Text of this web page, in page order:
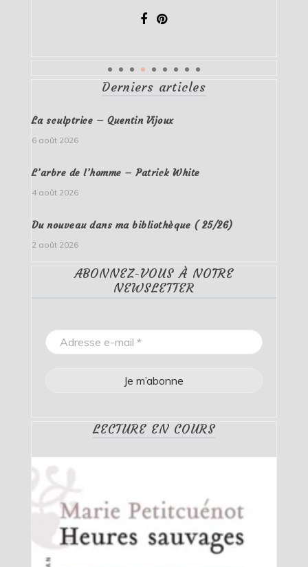
Derniers articles
La sculptrice – Quentin Vijoux
6 août 2026
L’arbre de l’homme – Patrick White
4 août 2026
Du nouveau dans ma bibliothèque ( 25/26)
2 août 2026
ABONNEZ-VOUS À NOTRE
NEWSLETTER
LECTURE EN COURS